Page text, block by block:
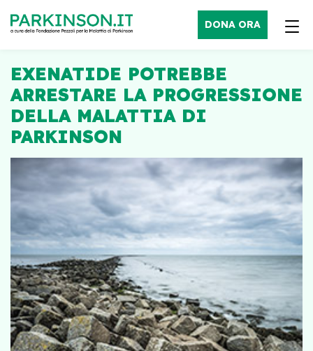
DONA ORA
EXENATIDE POTREBBE
ARRESTARE LA PROGRESSIONE
DELLA MALATTIA DI
PARKINSON